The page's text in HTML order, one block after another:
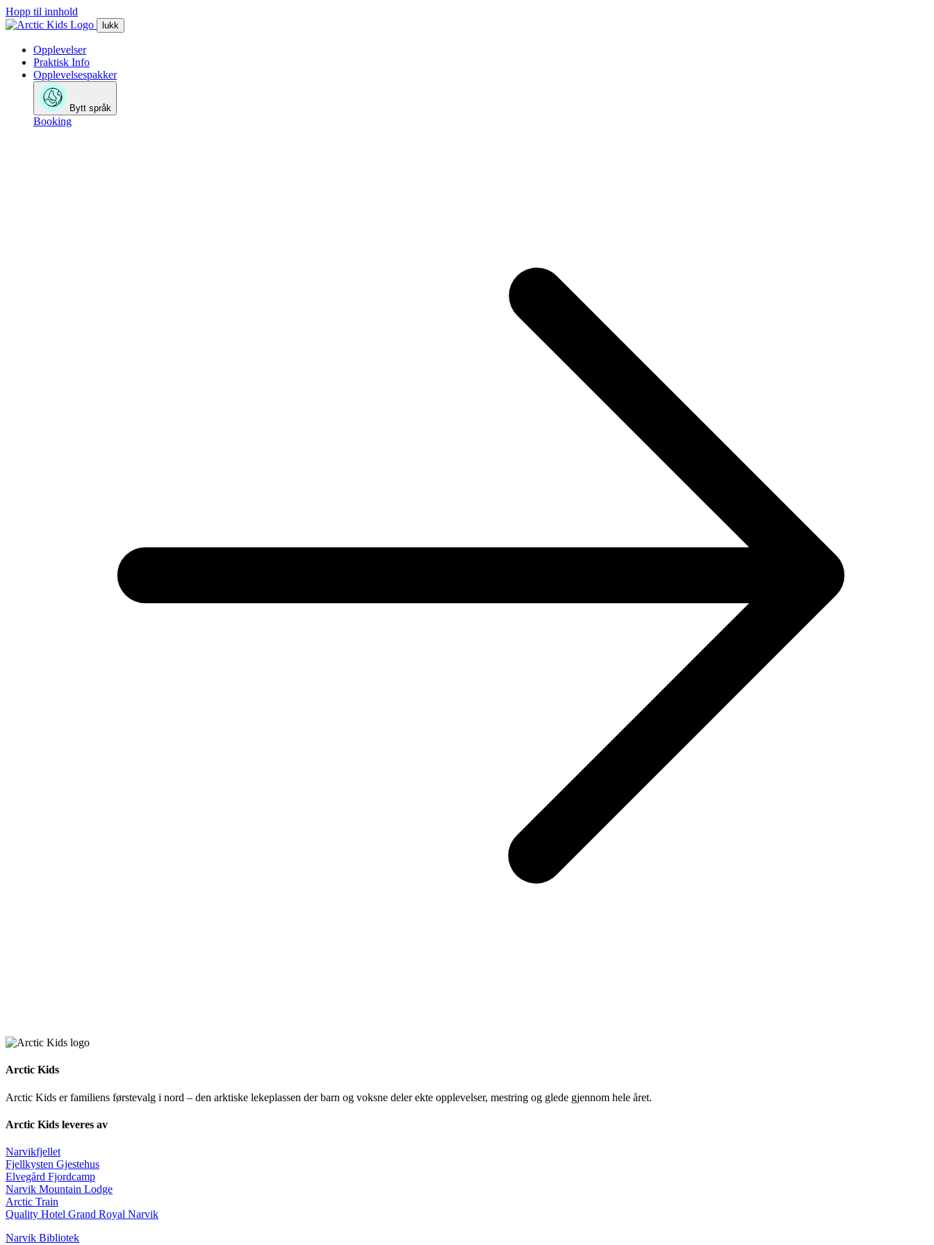
Hopp til innhold
lukk
Opplevelser
Praktisk Info
Opplevelsespakker
Bytt språk
Booking
Arctic Kids
Arctic Kids er familiens førstevalg i nord – den arktiske lekeplassen der barn og voksne deler ekte opplevelser, mestring og glede gjennom hele året.
Arctic Kids leveres av
Narvikfjellet
Fjellkysten Gjestehus
Elvegård Fjordcamp
Narvik Mountain Lodge
Arctic Train
Quality Hotel Grand Royal Narvik
Narvik Bibliotek